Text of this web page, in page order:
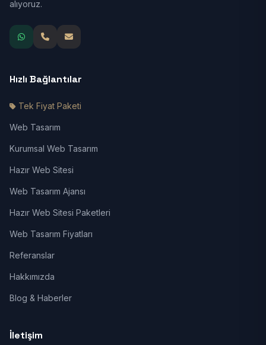
alıyoruz.
Hızlı Bağlantılar
Tek Fiyat Paketi
Web Tasarım
Kurumsal Web Tasarım
Hazır Web Sitesi
Web Tasarım Ajansı
Hazır Web Sitesi Paketleri
Web Tasarım Fiyatları
Referanslar
Hakkımızda
Blog & Haberler
İletişim